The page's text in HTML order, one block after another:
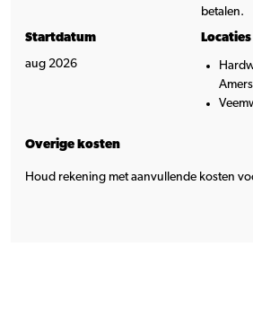
betalen.
Startdatum
aug 2026
Locaties
Overige kosten
Houd rekening met aanvullende kosten